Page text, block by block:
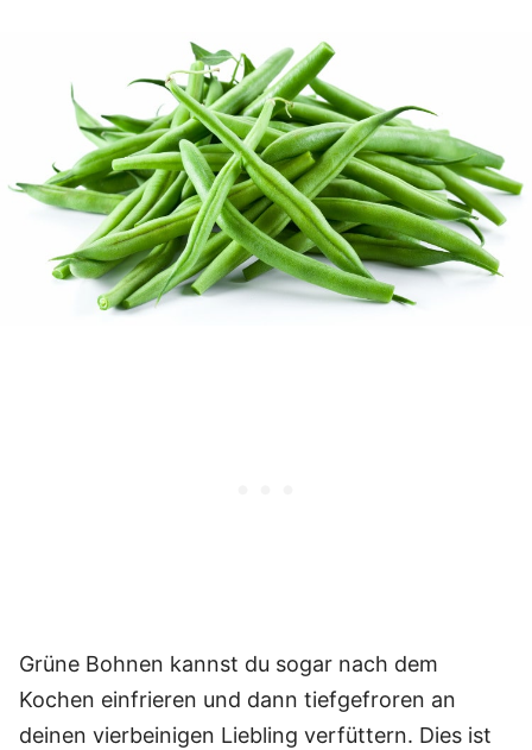
Grüne Bohnen kannst du sogar nach dem
Kochen einfrieren und dann tiefgefroren an
deinen vierbeinigen Liebling verfüttern. Dies ist